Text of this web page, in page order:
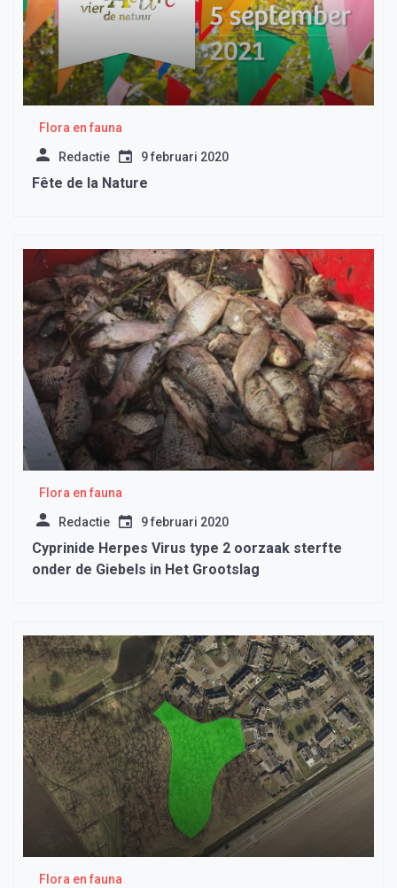
Flora en fauna
Redactie 9 februari 2020
Fête de la Nature
Flora en fauna
Redactie 9 februari 2020
Cyprinide Herpes Virus type 2 oorzaak sterfte
onder de Giebels in Het Grootslag
Flora en fauna